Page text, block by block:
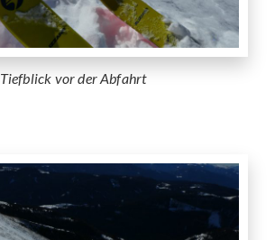
Tiefblick vor der Abfahrt